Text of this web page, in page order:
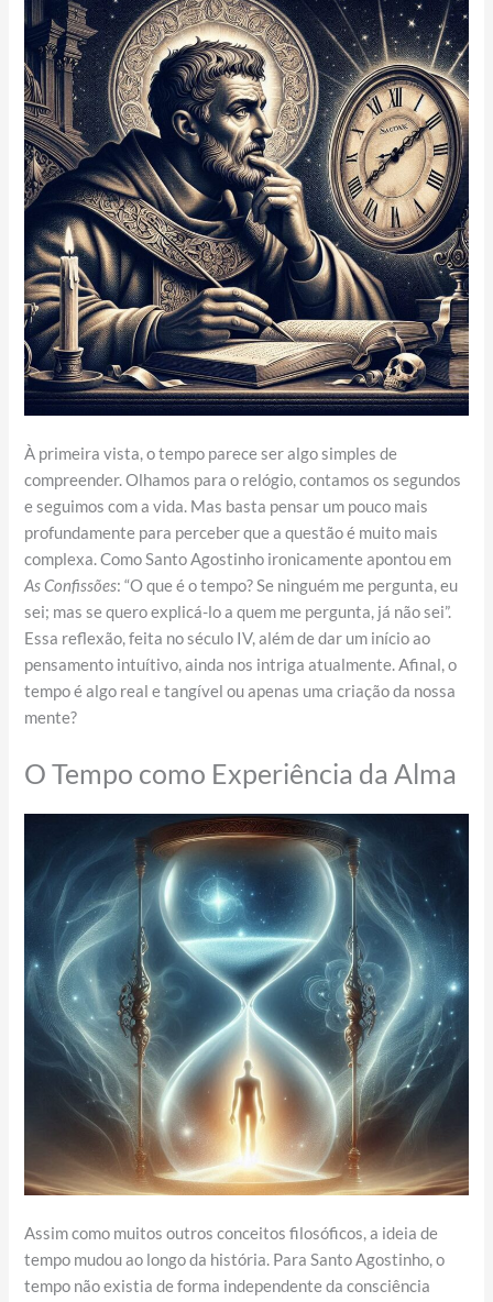
À primeira vista, o tempo parece ser algo simples de
compreender. Olhamos para o relógio, contamos os segundos
e seguimos com a vida. Mas basta pensar um pouco mais
profundamente para perceber que a questão é muito mais
complexa. Como Santo Agostinho ironicamente apontou em
As Confissões: “O que é o tempo? Se ninguém me pergunta, eu
sei; mas se quero explicá-lo a quem me pergunta, já não sei”.
Essa reflexão, feita no século IV, além de dar um início ao
pensamento intuítivo, ainda nos intriga atualmente. Afinal, o
tempo é algo real e tangível ou apenas uma criação da nossa
mente?
O Tempo como Experiência da Alma
Assim como muitos outros conceitos filosóficos, a ideia de
tempo mudou ao longo da história. Para Santo Agostinho, o
tempo não existia de forma independente da consciência